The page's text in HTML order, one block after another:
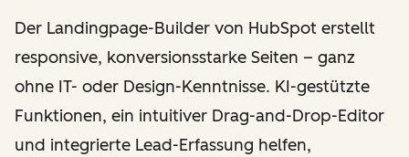
Der Landingpage-Builder von HubSpot erstellt
responsive, konversionsstarke Seiten – ganz
ohne IT- oder Design-Kenntnisse. KI-gestützte
Funktionen, ein intuitiver Drag-and-Drop-Editor
und integrierte Lead-Erfassung helfen,